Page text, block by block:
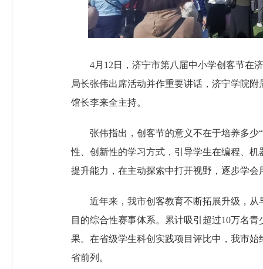
4月12日，济宁市第八届中小学创客节在
局长张伟出席活动并作重要讲话，济宁学院
馆长李来全主持。
张伟指出，创客节的意义不在于培养多
性、创新性的学习方式，引导学生在编程、
提升能力，在主动探索中打开视野，逐步学
近年来，我市创客教育不断拓展升级，
目的综合性赛事体系。累计吸引超过10万名
果。在省级学生科创实践项目评比中，我市
省前列。